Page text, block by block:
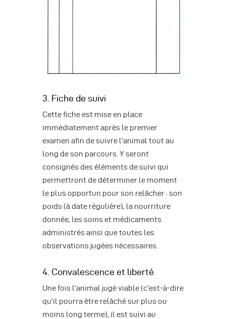
3. Fiche de suivi
Cette fiche est mise en place
immédiatement après le premier
examen afin de suivre l’animal tout au
long de son parcours. Y seront
consignés des éléments de suivi qui
permettront de déterminer le moment
le plus opportun pour son relâcher : son
poids (à date régulière), la nourriture
donnée, les soins et médicaments
administrés ainsi que toutes les
observations jugées nécessaires.
4. Convalescence et liberté
Une fois l’animal jugé viable (c’est-à-dire
qu’il pourra être relâché sur plus ou
moins long terme), il est suivi au